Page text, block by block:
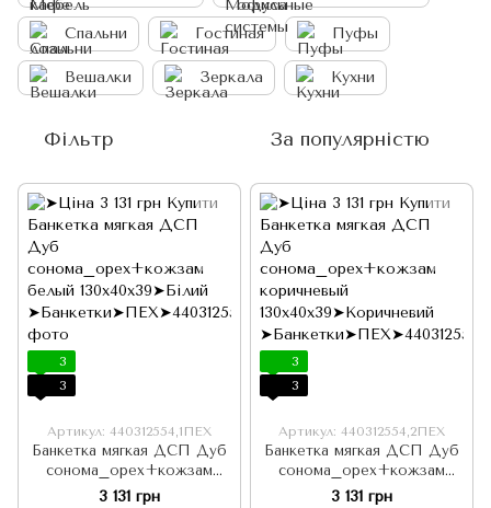
Спальни Гостиная Пуфы
Вешалки Зеркала Кухни
Фільтр За популярністю
3
3
Артикул: 440312554,1ПЕХ
Банкетка мягкая ДСП Дуб
сонома_орех+кожзам
белый 130х40х39
3 131 грн
3
3
Артикул: 440312554,2ПЕХ
Банкетка мягкая ДСП Дуб
сонома_орех+кожзам
коричневый 130х40х39
3 131 грн